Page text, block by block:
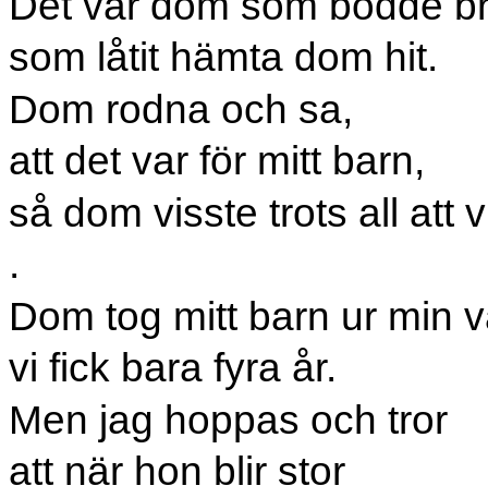
som låtit hämta dom hit.
Dom rodna och sa,
att det var för mitt barn,
så dom visste trots all att
.
Dom tog mitt barn ur min
vi fick bara fyra år.
Men jag hoppas och tror
att när hon blir stor